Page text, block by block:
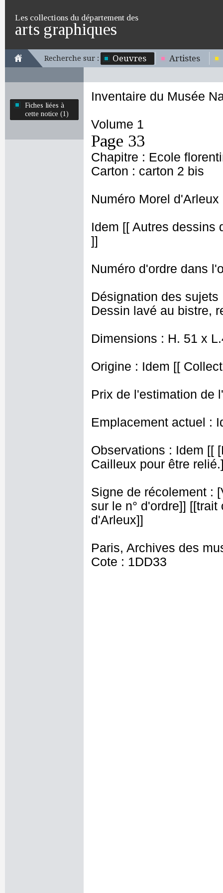
Les collections du département des
arts graphiques
Recherche sur : Oeuvres Artistes
Fiches liées à
cette notice (1)
Inventaire du Musée
Volume 1
Page 33
Chapitre : Ecole
Carton : carton 2 bis
Numéro Morel d'Arleux
Idem [[ Autres dessins
]]
Numéro d'ordre dans
Désignation des
Dessin lavé au bistre,
Dimensions : H. 51 x
Origine : Idem [[
Prix de l'estimation de
Emplacement actuel :
Observations : Idem [[
Cailleux pour être
Signe de récolement :
sur le n° d'ordre]]
d'Arleux]]
Paris, Archives des
Cote : 1DD33